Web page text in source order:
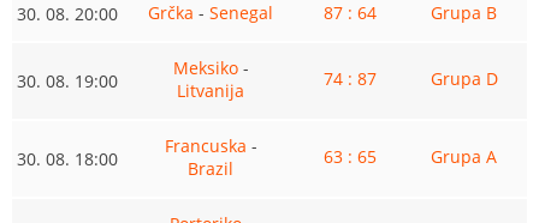
30. 08. 20:00 Grčka - Senegal 87 : 64 Grupa B
30. 08. 19:00
Meksiko-
Litvanija
74 : 87 Grupa D
30. 08. 18:00
Francuska -
Brazil
63 : 65 Grupa A